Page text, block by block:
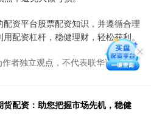
资平台股票配资知识，并遵循合理
配资杠杆，稳健理财，轻松获利。
者独立观点，不代表联华证券观点
配资：助您把握市场先机，稳健